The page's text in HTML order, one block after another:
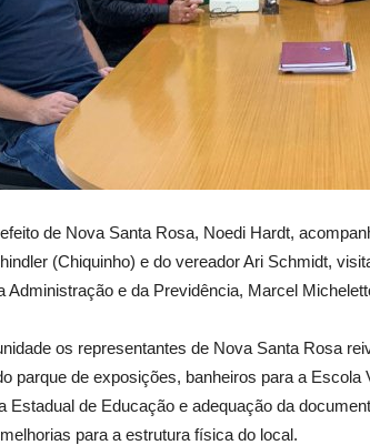
de Nova Santa Rosa, Noedi Hardt,
(Chiquinho) e do vereador Ari Schmidt,
Administração e da Previdência, Marcel
os representantes de Nova Santa Rosa
parque de exposições, banheiros para a
Estadual de Educação e adequação da
para a estrutura física do local.